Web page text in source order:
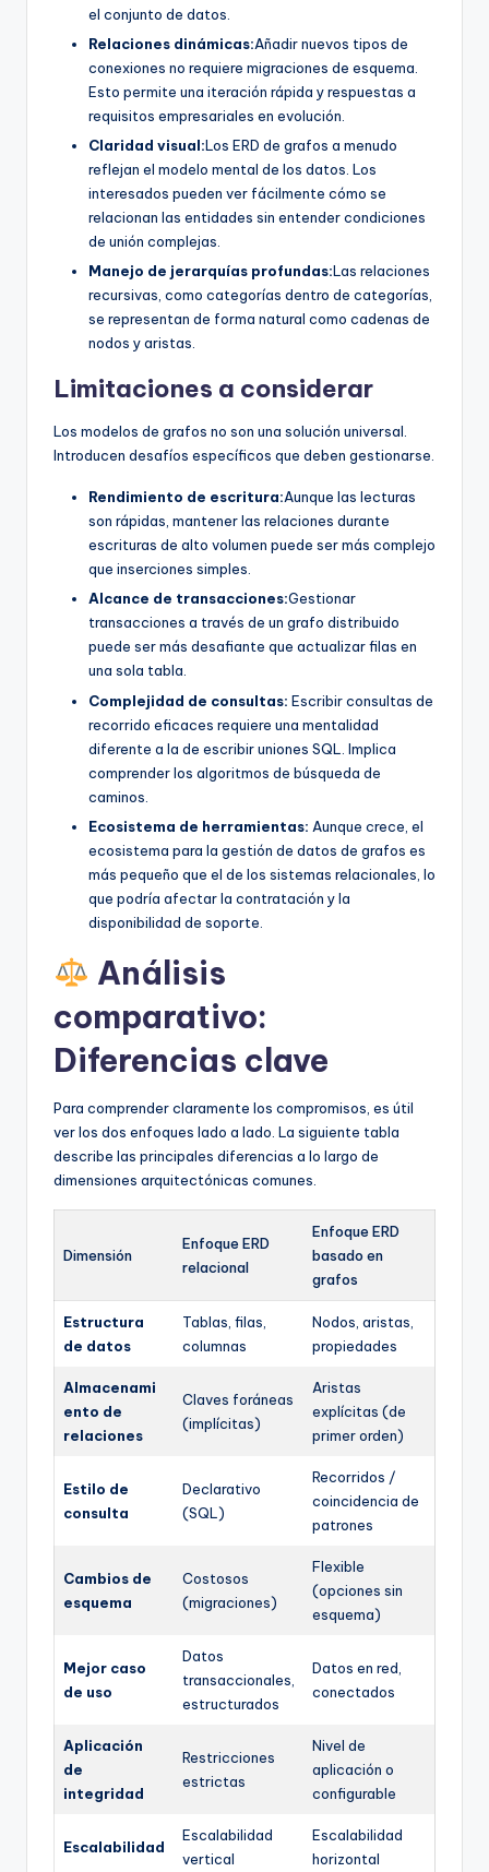
el conjunto de datos.
Relaciones dinámicas:Añadir nuevos tipos de
conexiones no requiere migraciones de esquema.
Esto permite una iteración rápida y respuestas a
requisitos empresariales en evolución.
Claridad visual:Los ERD de grafos a menudo
reflejan el modelo mental de los datos. Los
interesados pueden ver fácilmente cómo se
relacionan las entidades sin entender condiciones
de unión complejas.
Manejo de jerarquías profundas:Las relaciones
recursivas, como categorías dentro de categorías,
se representan de forma natural como cadenas de
nodos y aristas.
Limitaciones a considerar
Los modelos de grafos no son una solución universal.
Introducen desafíos específicos que deben gestionarse.
Rendimiento de escritura:Aunque las lecturas
son rápidas, mantener las relaciones durante
escrituras de alto volumen puede ser más complejo
que inserciones simples.
Alcance de transacciones:Gestionar
transacciones a través de un grafo distribuido
puede ser más desafiante que actualizar filas en
una sola tabla.
Complejidad de consultas: Escribir consultas de
recorrido eficaces requiere una mentalidad
diferente a la de escribir uniones SQL. Implica
comprender los algoritmos de búsqueda de
caminos.
Ecosistema de herramientas: Aunque crece, el
ecosistema para la gestión de datos de grafos es
más pequeño que el de los sistemas relacionales, lo
que podría afectar la contratación y la
disponibilidad de soporte.
Análisis
comparativo:
Diferencias clave
Para comprender claramente los compromisos, es útil
ver los dos enfoques lado a lado. La siguiente tabla
describe las principales diferencias a lo largo de
dimensiones arquitectónicas comunes.
Dimensión
Enfoque ERD
relacional
Enfoque ERD
basado en
grafos
Estructura
de datos
Tablas, filas,
columnas
Nodos, aristas,
propiedades
Almacenami
ento de
relaciones
Claves foráneas
(implícitas)
Aristas
explícitas (de
primer orden)
Estilo de
consulta
Declarativo
(SQL)
Recorridos /
coincidencia de
patrones
Cambios de
esquema
Costosos
(migraciones)
Flexible
(opciones sin
esquema)
Mejor caso
de uso
Datos
transaccionales,
estructurados
Datos en red,
conectados
Aplicación
de
integridad
Restricciones
estrictas
Nivel de
aplicación o
configurable
Escalabilidad
Escalabilidad
vertical
Escalabilidad
horizontal